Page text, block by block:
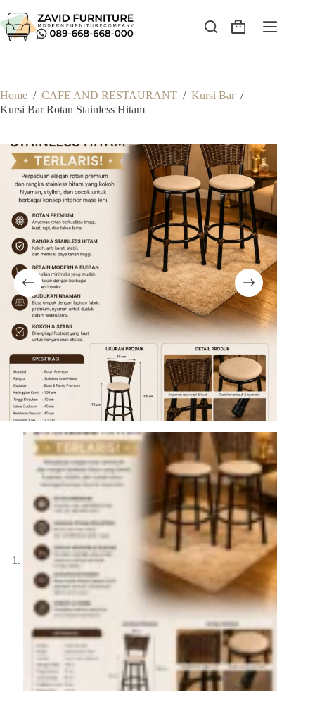
to
content
Shopping
Home / CAFE AND RESTAURANT / Kursi Bar /
Kursi Bar Rotan Stainless Hitam